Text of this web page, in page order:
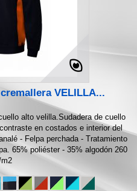
VELILLA...
alto velilla.Sudadera de cuello
en costados e interior del
- Felpa perchada - Tratamiento
65% poliéster - 35% algodón 260